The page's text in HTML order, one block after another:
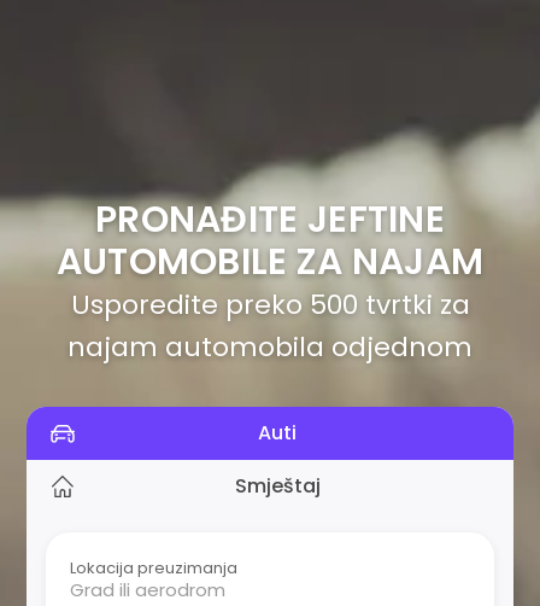
PRONAĐITE JEFTINE
AUTOMOBILE ZA NAJAM
Usporedite preko 500 tvrtki za
najam automobila odjednom
Auti
Smještaj
Lokacija preuzimanja